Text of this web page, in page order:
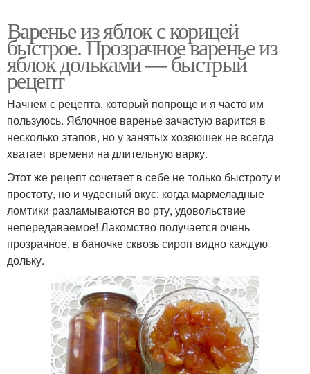
Варенье из яблок с корицей
быстрое. Прозрачное варенье из
яблок дольками — быстрый
рецепт
Начнем с рецепта, который попроще и я часто им
пользуюсь. Яблочное варенье зачастую варится в
несколько этапов, но у занятых хозяюшек не всегда
хватает времени на длительную варку.
Этот же рецепт сочетает в себе не только быстроту и
простоту, но и чудесный вкус: когда мармеладные
ломтики разламываются во рту, удовольствие
непередаваемое! Лакомство получается очень
прозрачное, в баночке сквозь сироп видно каждую
дольку.